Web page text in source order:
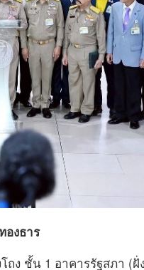
งธาร
ถง ชั้น 1 อาคารรัฐสภา (